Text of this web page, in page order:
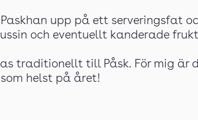
Paskhan upp på ett serveringsfat
och eventuellt kanderade
traditionellt till Påsk. För mig är
helst på året!